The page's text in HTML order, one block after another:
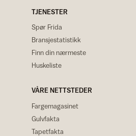
TJENESTER
Spør Frida
Bransjestatistikk
Finn din nærmeste
Huskeliste
VÅRE NETTSTEDER
Fargemagasinet
Gulvfakta
Tapetfakta